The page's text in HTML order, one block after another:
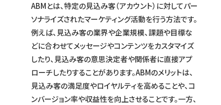
ABMとは、特定の見込み客（アカウント）に対してパー
ソナライズされたマーケティング活動を行う方法です。
例えば、見込み客の業界や企業規模、課題や目標な
どに合わせてメッセージやコンテンツをカスタマイズ
したり、見込み客の意思決定者や関係者に直接アプ
ローチしたりすることがあります。ABMのメリットは、
見込み客の満足度やロイヤルティを高めることや、コ
ンバージョン率や収益性を向上させることです。一方、